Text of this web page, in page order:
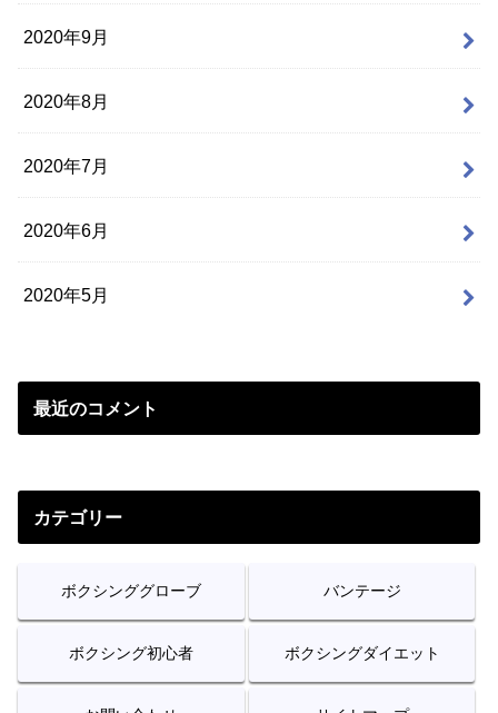
2020年9月
2020年8月
2020年7月
2020年6月
2020年5月
最近のコメント
カテゴリー
ボクシンググローブ バンテージ
ボクシング初心者 ボクシングダイエット